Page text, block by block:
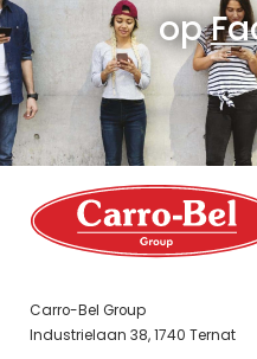
op
Carro-Bel Group
Industrielaan 38, 1740 Ternat